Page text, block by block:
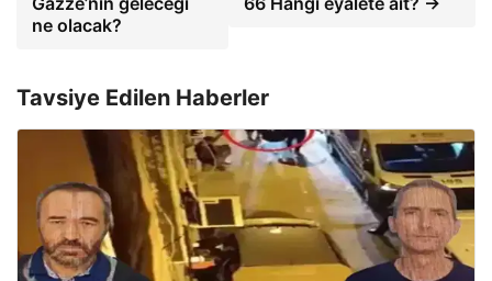
ne olacak?
Tavsiye Edilen Haberler